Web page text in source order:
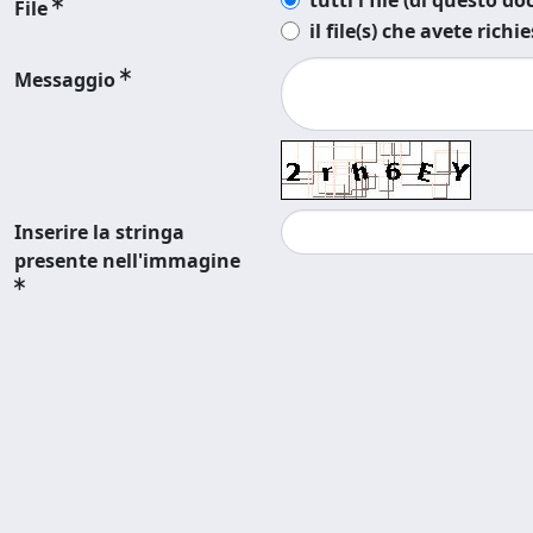
File
il file(s) che avete
Messaggio
Inserire la stringa
presente nell'immagine